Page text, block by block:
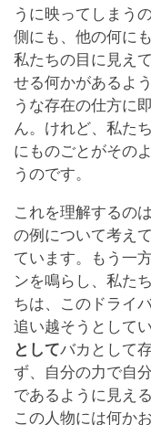
うに映ってしまう
側にも、他の何に
私たちの目に見え
せる何かがあるよ
うな存在の仕方に
ん。けれど、私た
にものごとがその
うのです。
これを理解するの
の例について考え
ています。もう一
ンを鳴らし、私た
ちは、このドライ
追い越そうとして
としてバカとして
ず、自分の力で自
であるように見え
この人物には何か